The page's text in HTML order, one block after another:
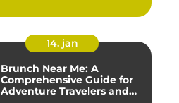
14. jan
Brunch Near Me: A
Comprehensive Guide for
Adventure Travelers and